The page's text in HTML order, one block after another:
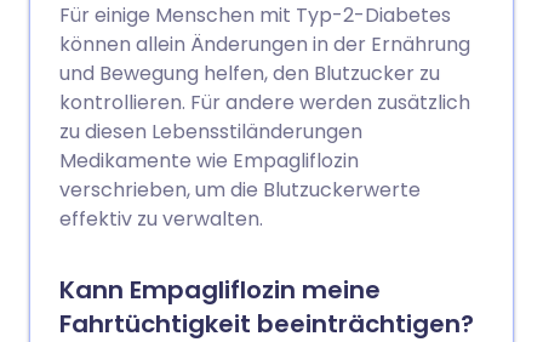
Für einige Menschen mit Typ-2-Diabetes
können allein Änderungen in der Ernährung
und Bewegung helfen, den Blutzucker zu
kontrollieren. Für andere werden zusätzlich
zu diesen Lebensstiländerungen
Medikamente wie Empagliflozin
verschrieben, um die Blutzuckerwerte
effektiv zu verwalten.
Kann Empagliflozin meine
Fahrtüchtigkeit beeinträchtigen?